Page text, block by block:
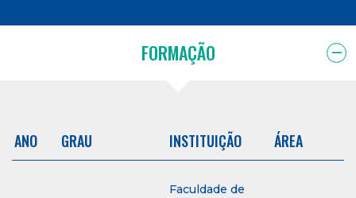
FORMAÇÃO
ANO GRAU INSTITUIÇÃO ÁREA
Faculdade de